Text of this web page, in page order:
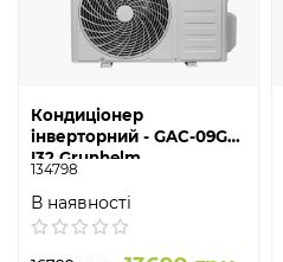
Кондиціонер
інверторний - GAC-09GH-
I32 Grunhelm
134798
В наявності